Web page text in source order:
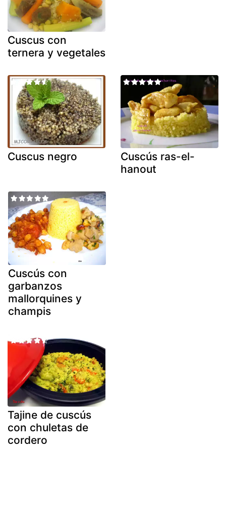
Cuscus con
ternera y vegetales
Cuscus negro
Cuscús ras-el-
hanout
Cuscús con
garbanzos
mallorquines y
champis
Tajine de cuscús
con chuletas de
cordero